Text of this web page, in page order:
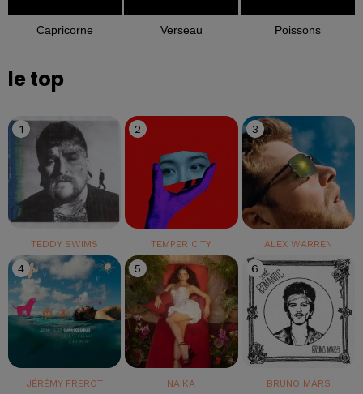
Capricorne Verseau Poissons
le top
1
TEDDY SWIMS
2
TEMPER CITY
3
ALEX WARREN
4
JÉRÉMY FREROT
5
NAÏKA
6
BRUNO MARS